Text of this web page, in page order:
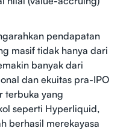
pendapatan
masif tidak hanya dari
banyak dari
dan ekuitas pra-IPO
terbuka yang
seperti Hyperliquid,
berhasil merekayasa